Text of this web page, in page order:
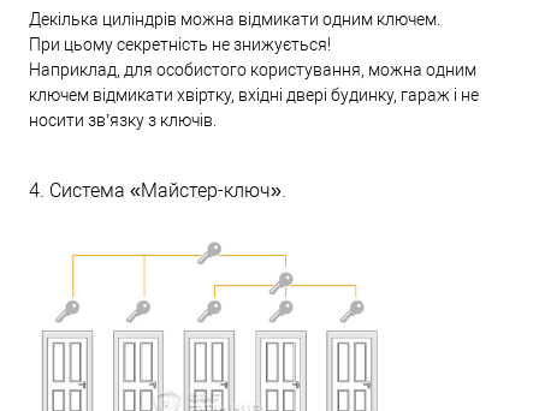
Декілька циліндрів можна відмикати одним ключем.
При цьому секретність не знижується!
Наприклад, для особистого користування, можна одним
ключем відмикати хвіртку, вхідні двері будинку, гараж і не
носити зв’язку з ключів.
4. Система «Майстер-ключ».